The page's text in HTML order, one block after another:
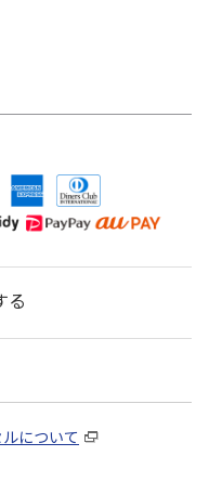
る
について